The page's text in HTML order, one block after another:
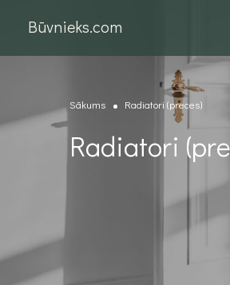
Būvnieks.com
Sākums Radiatori (preces)
Radiatori